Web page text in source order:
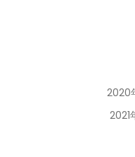
2020
2021